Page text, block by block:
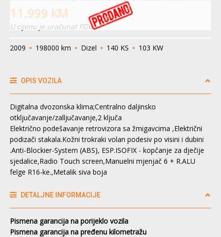
11.999 KM
U cijenu je uračunat PDV
2009 198000 km Dizel 140 KS 103 KW
OPIS VOZILA
Digitalna dvozonska klima;Centralno daljinsko
otključavanje/zalljučavanje,2 ključa
Električno podešavanje retrovizora sa žmigavcima ,Električni
podizači stakala.Kožni trokraki volan podesiv po visini i dubini
.Anti-Blockier-System (ABS), ESP.ISOFIX - kopčanje za dječije
sjedalice,Radio Touch screen,Manuelni mjenjač 6 + R.ALU
felge R16-ke.,Metalik siva boja
DETALJNE INFORMACIJE
Pismena garancija na porijeklo vozila
Pismena garancija na pređenu kilometražu